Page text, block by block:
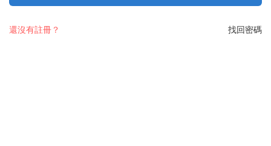
找回密碼
還沒有註冊？